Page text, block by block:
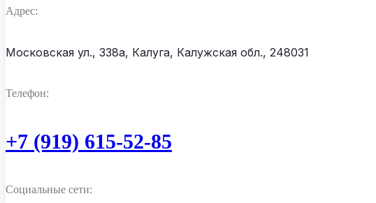
Адрес:
Московская ул., 338а, Калуга, Калужская обл., 248031
Телефон:
+7 (919) 615-52-85
Социальные сети: